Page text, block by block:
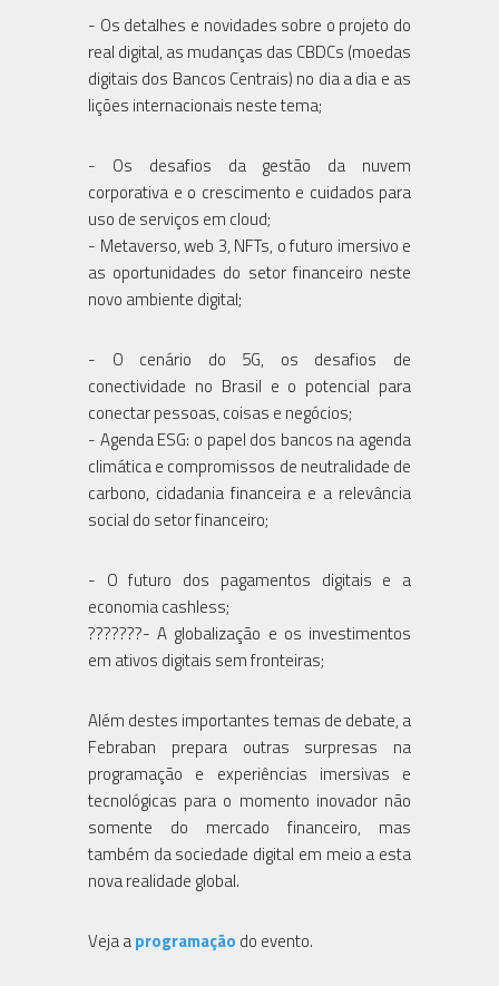
- Os detalhes e novidades sobre o projeto do
real digital, as mudanças das CBDCs (moedas
digitais dos Bancos Centrais) no dia a dia e as
lições internacionais neste tema;
- Os desafios da gestão da nuvem
corporativa e o crescimento e cuidados para
uso de serviços em cloud;
- Metaverso, web 3, NFTs, o futuro imersivo e
as oportunidades do setor financeiro neste
novo ambiente digital;
- O cenário do 5G, os desafios de
conectividade no Brasil e o potencial para
conectar pessoas, coisas e negócios;
- Agenda ESG: o papel dos bancos na agenda
climática e compromissos de neutralidade de
carbono, cidadania financeira e a relevância
social do setor financeiro;
- O futuro dos pagamentos digitais e a
economia cashless;
???????- A globalização e os investimentos
em ativos digitais sem fronteiras;
Além destes importantes temas de debate, a
Febraban prepara outras surpresas na
programação e experiências imersivas e
tecnológicas para o momento inovador não
somente do mercado financeiro, mas
também da sociedade digital em meio a esta
nova realidade global.
Veja aprogramação do evento.